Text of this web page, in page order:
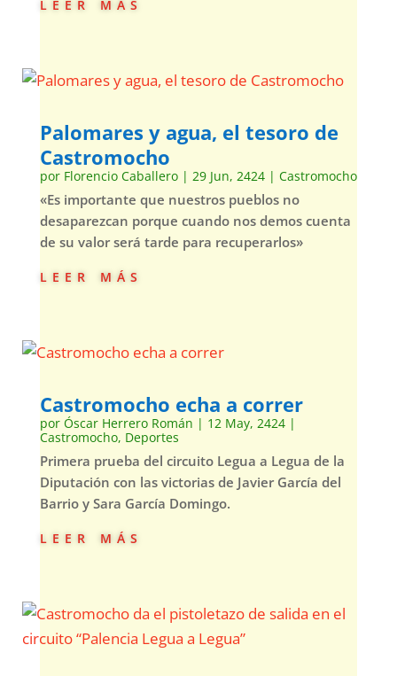
Palomares y agua, el tesoro de
Castromocho
por Florencio Caballero| 29 Jun, 2424| Castromocho
«Es importante que nuestros pueblos no
desaparezcan porque cuando nos demos cuenta
de su valor será tarde para recuperarlos»
leer más
Castromocho echa a correr
por Óscar Herrero Román | 12 May, 2424|
Castromocho, Deportes
Primera prueba del circuito Legua a Legua de la
Diputación con las victorias de Javier García del
Barrio y Sara García Domingo.
leer más